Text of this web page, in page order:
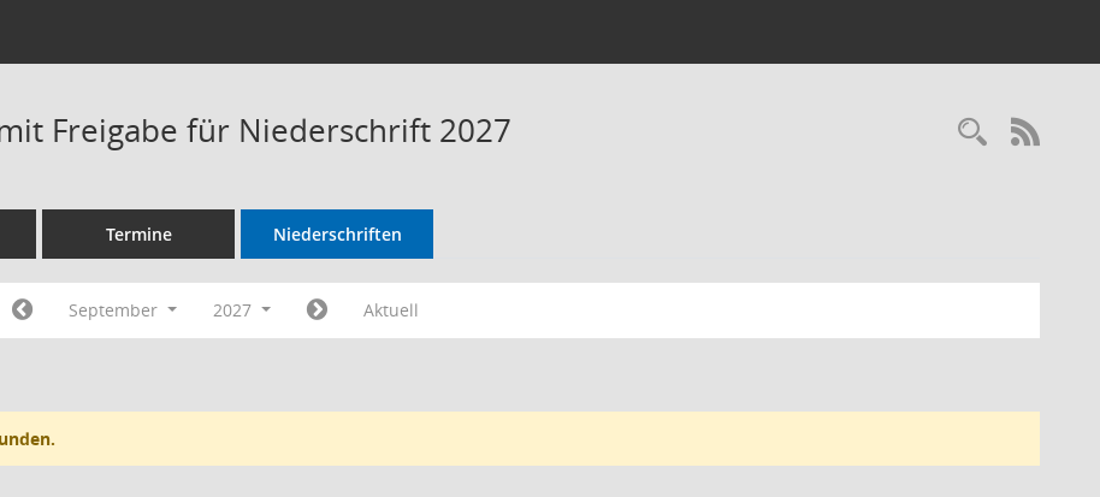
Freigabe für Niederschrift 2027
Termine Niederschriften
September 2027 Aktuell